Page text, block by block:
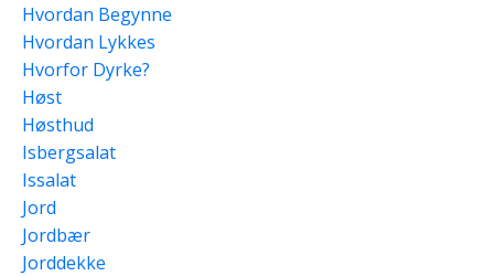
Hvordan Begynne
Hvordan Lykkes
Hvorfor Dyrke?
Høst
Høsthud
Isbergsalat
Issalat
Jord
Jordbær
Jorddekke